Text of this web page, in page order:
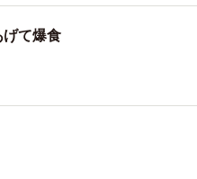
げて爆食